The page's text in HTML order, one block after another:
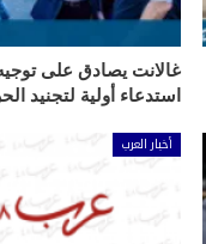
غالانت يصادق على توجيه
استدعاء أولية لتجنيد
أخبار العرب